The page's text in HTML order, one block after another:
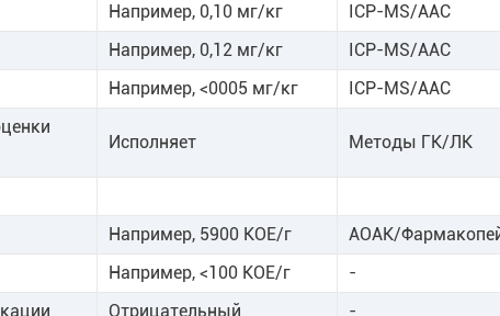
Например, 0,10 мг/кг
ICP-MS/ААС
Например, 0,12 мг/кг
ICP-MS/ААС
Например, <0005 мг/кг ICP-MS/ААС
Исполняет Методы ГК/ЛК
Например, 5900 КОЕ/г
АОАК/
Например, <100 КОЕ/г
-
Отрицательный
-